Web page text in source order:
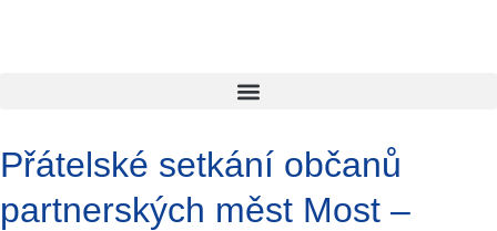
Přátelské setkání občanů
partnerských měst Most –